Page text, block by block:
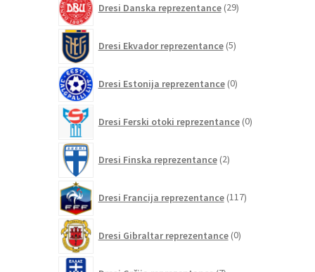
Dresi Danska reprezentance 29izdelkov
Dresi Ekvador reprezentance 5izdelkov
Dresi Estonija reprezentance 0izdelkov
Dresi Ferski otoki reprezentance 0izdelkov
Dresi Finska reprezentance 2izdelka
Dresi Francija reprezentance 117izdelkov
Dresi Gibraltar reprezentance 0izdelkov